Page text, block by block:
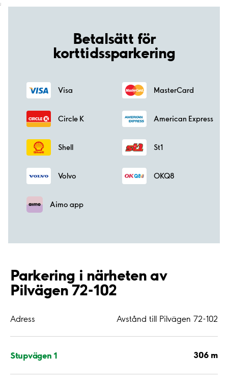
;
Betalsätt för
korttidssparkering
Visa MasterCard
Circle K American Express
Shell St1
Volvo OKQ8
Aimo app
Parkering i närheten av
Pilvägen 72-102
Adress Avstånd till Pilvägen 72-102
Stupvägen 1 306 m